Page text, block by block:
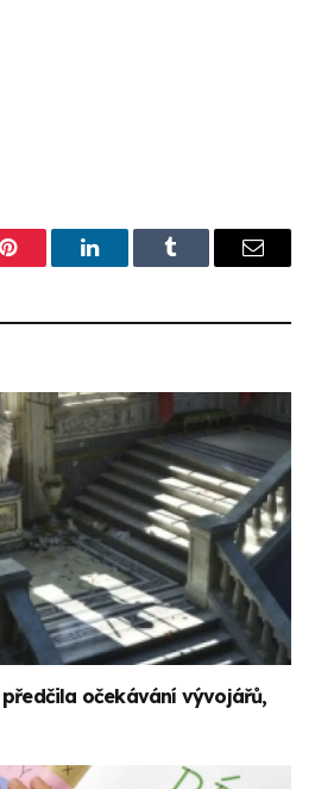
Pinterest LinkedInTumblr Email
očekávání vývojářů,